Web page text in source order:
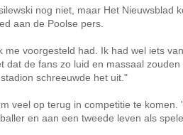
nog niet, maar Het Nieuwsblad
aan de Poolse pers.
voorgesteld had. Ik had wel iets van
de fans zo luid en massaal zouden
schreeuwde het uit."
veel op terug in competitie te
en aan een tweede leven als